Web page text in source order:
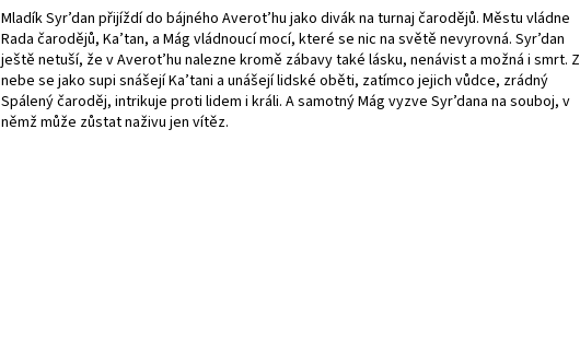
Mladík Syr’dan přijíždí do bájného Averot’hu jako divák na turnaj čarodějů. Městu vládne
Rada čarodějů, Ka’tan, a Mág vládnoucí mocí, které se nic na světě nevyrovná. Syr’dan
ještě netuší, že v Averot’hu nalezne kromě zábavy také lásku, nenávist a možná i smrt. Z
nebe se jako supi snášejí Ka’tani a unášejí lidské oběti, zatímco jejich vůdce, zrádný
Spálený čaroděj, intrikuje proti lidem i králi. A samotný Mág vyzve Syr’dana na souboj, v
němž může zůstat naživu jen vítěz.